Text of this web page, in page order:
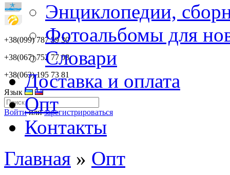
+38(099) 787 59 30
+38(067) 752 77 08
+38(063) 195 73 81
Язык
Войтиилизарегистрироваться
Энциклопедии,
Фотоальбомы для
Словари
Доставка и оплата
Опт
Контакты
Главная » Опт